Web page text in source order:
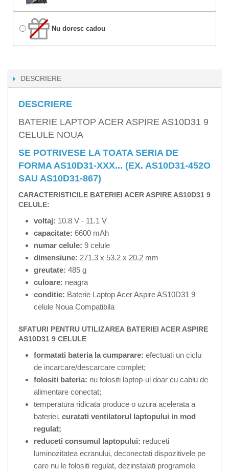
Nu doresc cadou
DESCRIERE
DESCRIERE
BATERIE LAPTOP ACER ASPIRE AS10D31 9
CELULE NOUA
SE POTRIVESE LA TOATA SERIA DE
FORMA AS10D31-XXX... (EX. AS10D31-452O
SAU AS10D31-867)
CARACTERISTICILE BATERIEI ACER ASPIRE AS10D31 9
CELULE:
voltaj: 10.8 V - 11.1 V
capacitate: 6600 mAh
numar celule: 9 celule
dimensiune: 271.3 x 53.2 x 20.2 mm
greutate: 485 g
culoare: neagra
conditie: Baterie Laptop Acer Aspire AS10D31 9
celule Noua Compatibila
SFATURI PENTRU UTILIZAREA BATERIEI ACER ASPIRE
AS10D31 9 CELULE
formatati bateria la cumparare: efectuati un ciclu
de incarcare/descarcare complet;
folositi bateria: nu folositi laptop-ul doar cu cablu de
alimentare conectat;
temperatura ridicata produce o uzura acelerata a
bateriei, curatati ventilatorul laptopului in mod
regulat;
reduceti consumul laptopului: reduceti
luminozitatea ecranului, deconectati dispozitivele pe
care nu le folositi regulat, dezinstalati programele